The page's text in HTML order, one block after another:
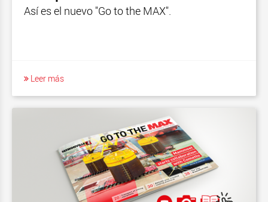
Así es el nuevo "Go to the MAX".
Leer más